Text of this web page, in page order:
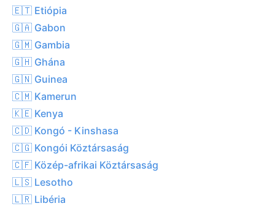
🇪🇹 Etiópia
🇬🇦 Gabon
🇬🇲 Gambia
🇬🇭 Ghána
🇬🇳 Guinea
🇨🇲 Kamerun
🇰🇪 Kenya
🇨🇩 Kongó - Kinshasa
🇨🇬 Kongói Köztársaság
🇨🇫 Közép-afrikai Köztársaság
🇱🇸 Lesotho
🇱🇷 Libéria